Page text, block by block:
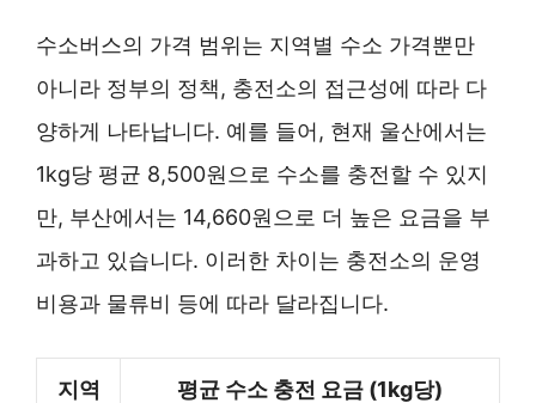
수소버스의 가격 범위는 지역별 수소 가격뿐만
아니라 정부의 정책, 충전소의 접근성에 따라 다
양하게 나타납니다. 예를 들어, 현재 울산에서는
1kg당 평균 8,500원으로 수소를 충전할 수 있지
만, 부산에서는 14,660원으로 더 높은 요금을 부
과하고 있습니다. 이러한 차이는 충전소의 운영
비용과 물류비 등에 따라 달라집니다.
지역 평균 수소 충전 요금 (1kg당)